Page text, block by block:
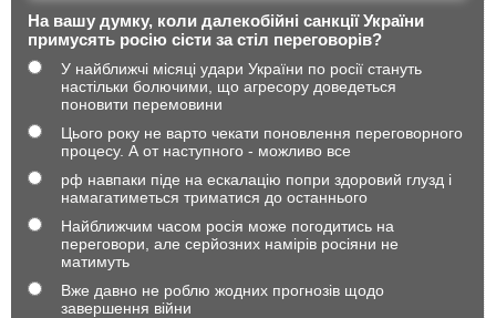
На вашу думку, коли далекобійні санкції України
примусять росію сісти за стіл переговорів?
У найближчі місяці удари України по росії стануть
настільки болючими, що агресору доведеться
поновити перемовини
Цього року не варто чекати поновлення переговорного
процесу. А от наступного - можливо все
рф навпаки піде на ескалацію попри здоровий глузд і
намагатиметься триматися до останнього
Найближчим часом росія може погодитись на
переговори, але серйозних намірів росіяни не
матимуть
Вже давно не роблю жодних прогнозів щодо
завершення війни